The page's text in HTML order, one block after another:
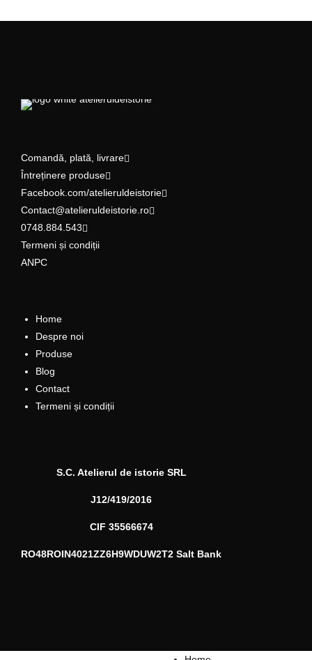
Comandă, plată, livrare
Întreținere produse
Facebook.com/atelieruldeistorie
Contact@atelieruldeistorie.ro
0748.884.543
Termeni și condiții
ANPC
Home
Despre noi
Produse
Blog
Contact
Termeni și condiții
S.C. Atelierul de istorie SRL
J12/419/2016
CIF 35566674
RO48ROIN4021ZZ6H9WDUW2T2 Salt Bank